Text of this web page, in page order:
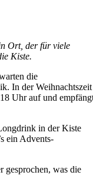
Ort, der für viele
Kiste.
die
In der Weihnachtszeit
Uhr auf und
in der Kiste
ein Advents-
gesprochen, was die